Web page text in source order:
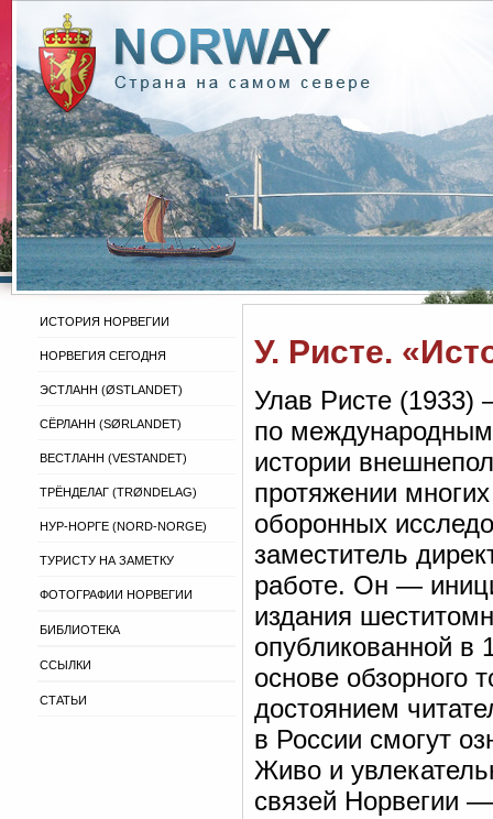
ИСТОРИЯ НОРВЕГИИ
НОРВЕГИЯ СЕГОДНЯ
ЭСТЛАНН (ØSTLANDET)
СЁРЛАНН (SØRLANDET)
ВЕСТЛАНН (VESTANDET)
ТРЁНДЕЛАГ (TRØNDELAG)
НУР-НОРГЕ (NORD-NORGE)
ТУРИСТУ НА ЗАМЕТКУ
ФОТОГРАФИИ НОРВЕГИИ
БИБЛИОТЕКА
ССЫЛКИ
СТАТЬИ
У. Ристе.
Улав Ристе (1933)
по
истории
протяжении
оборонных
заместитель
работе. Он —
издания
опубликованной в
основе обзорного
достоянием
в России смогут
Живо и
связей Норвегии